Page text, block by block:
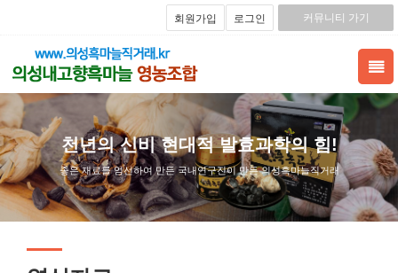
회원가입 로그인 커뮤니티 가기
천년의 신비 현대적 발효과학의 힘!
좋은 재료를 엄선하여 만든 국내연구진이 만든 의성흑마늘직거래